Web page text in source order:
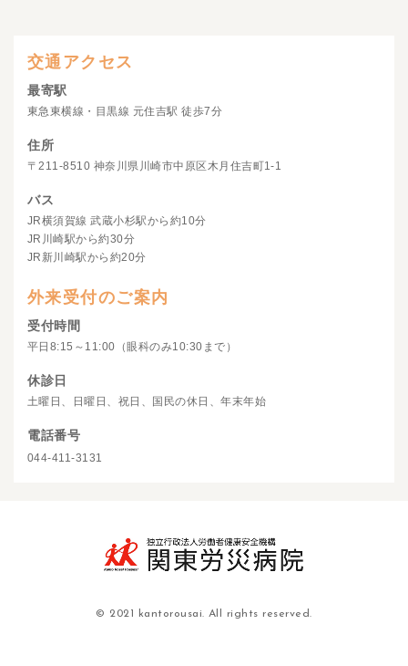
交通アクセス
最寄駅
東急東横線・目黒線 元住吉駅 徒歩7分
住所
〒211-8510 神奈川県川崎市中原区木月住吉町1-1
バス
JR横須賀線 武蔵小杉駅から約10分
JR川崎駅から約30分
JR新川崎駅から約20分
外来受付のご案内
受付時間
平日8:15～11:00（眼科のみ10:30まで）
休診日
土曜日、日曜日、祝日、国民の休日、年末年始
電話番号
044-411-3131
© 2021 kantorousai. All rights reserved.